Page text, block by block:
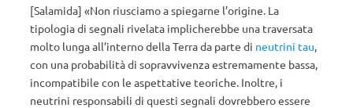
[Salamida] «Non riusciamo a spiegarne l’origine. La
tipologia di segnali rivelata implicherebbe una traversata
molto lunga all’interno della Terra da parte di neutrini tau,
con una probabilità di sopravvivenza estremamente bassa,
incompatibile con le aspettative teoriche. Inoltre, i
neutrini responsabili di questi segnali dovrebbero essere